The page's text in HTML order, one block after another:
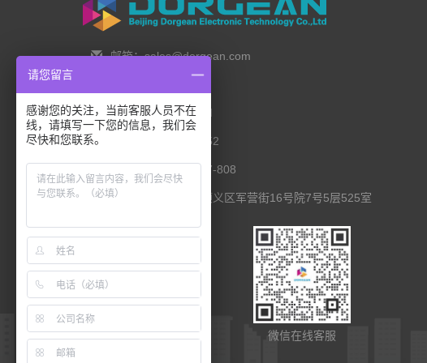
邮箱：sales@dorgean.com
电话：0l0-5286777I
手机：138 1111 I452
传真：0I0-8235l027-808
联系地址：北京市顺义区军营街16号院7号5层525室
扫码查看移动端 微信在线客服
请您留言
感谢您的关注，当前客服人员不在
线，请填写一下您的信息，我们会
尽快和您联系。